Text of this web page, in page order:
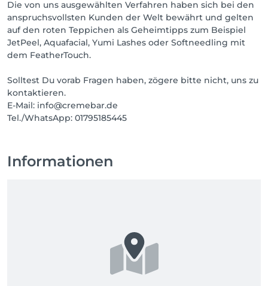
Die von uns ausgewählten Verfahren haben sich bei den
anspruchsvollsten Kunden der Welt bewährt und gelten
auf den roten Teppichen als Geheimtipps zum Beispiel
JetPeel, Aquafacial, Yumi Lashes oder Softneedling mit
dem FeatherTouch.
Solltest Du vorab Fragen haben, zögere bitte nicht, uns zu
kontaktieren.
E-Mail: info@cremebar.de
Tel./WhatsApp: 01795185445
Informationen